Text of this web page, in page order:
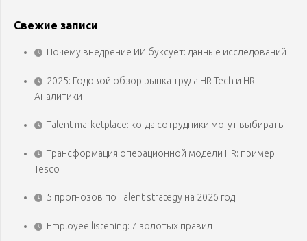
Свежие записи
Почему внедрение ИИ буксует: данные исследований
2025: Годовой обзор рынка труда HR-Tech и HR-
Аналитики
Talent marketplace: когда сотрудники могут выбирать
Трансформация операционной модели HR: пример
Tesco
5 прогнозов по Talent strategy на 2026 год
Employee listening: 7 золотых правил